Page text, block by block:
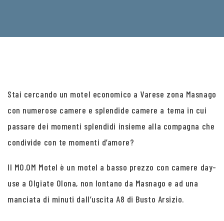
Stai cercando un motel economico a Varese zona Masnago
con numerose camere e splendide camere a tema in cui
passare dei momenti splendidi insieme alla compagna che
condivide con te momenti d’amore?
Il MO.OM Motel è un motel a basso prezzo con camere day-
use a Olgiate Olona, non lontano da Masnago e ad una
manciata di minuti dall’uscita A8 di Busto Arsizio.